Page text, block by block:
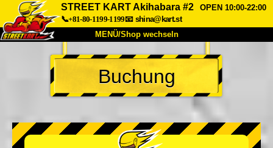
STREET KART Akihabara #2
OPEN 10:00-22:00
📞+81-80-1199-1199📧 shina@kart.st
MENÜ/Shop wechseln
START
Über uns Spezifikationen Preise
Unternehmen Buchung
Shop wechseln
Buchung